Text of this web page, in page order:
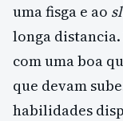
uma fisga e ao
longa distancia.
com uma boa
que devam
habilidades